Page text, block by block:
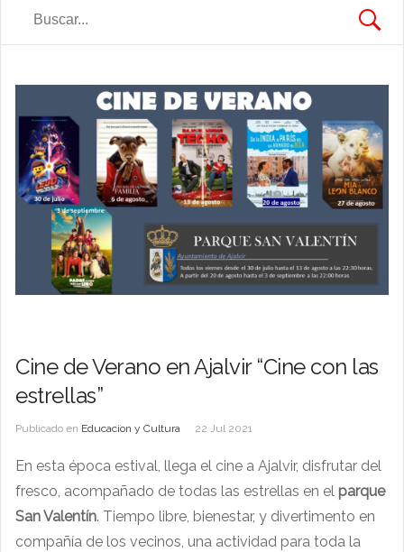
Cine de Verano en Ajalvir “Cine con las
estrellas”
Publicado en Educacion y Cultura 22 Jul 2021
En esta época estival, llega el cine a Ajalvir, disfrutar del
fresco, acompañado de todas las estrellas en el parque
San Valentín. Tiempo libre, bienestar, y divertimento en
compañía de los vecinos, una actividad para toda la